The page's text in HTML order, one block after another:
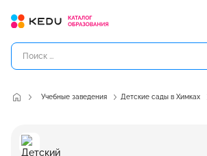
Учебные заведения Детские сады в Химках